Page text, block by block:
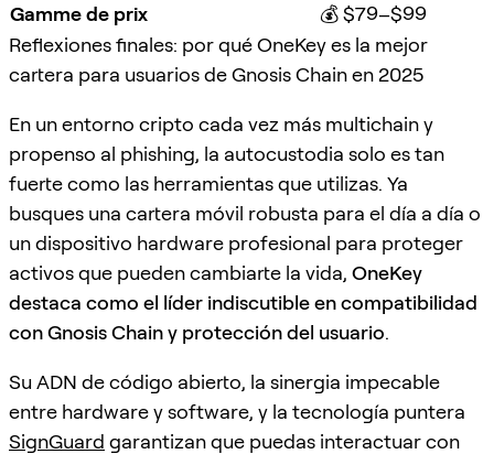
Gamme de prix
💰 $79–$99
Reflexiones finales: por qué OneKey es la mejor
cartera para usuarios de Gnosis Chain en 2025
En un entorno cripto cada vez más multichain y
propenso al phishing, la autocustodia solo es tan
fuerte como las herramientas que utilizas. Ya
busques una cartera móvil robusta para el día a día o
un dispositivo hardware profesional para proteger
activos que pueden cambiarte la vida, OneKey
destaca como el líder indiscutible en compatibilidad
con Gnosis Chain y protección del usuario.
Su ADN de código abierto, la sinergia impecable
entre hardware y software, y la tecnología puntera
SignGuard garantizan que puedas interactuar con